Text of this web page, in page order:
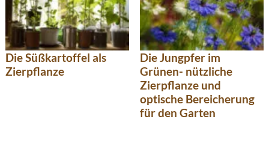
Die Süßkartoffel als
Zierpflanze
Die Jungpfer im
Grünen- nützliche
Zierpflanze und
optische Bereicherung
für den Garten